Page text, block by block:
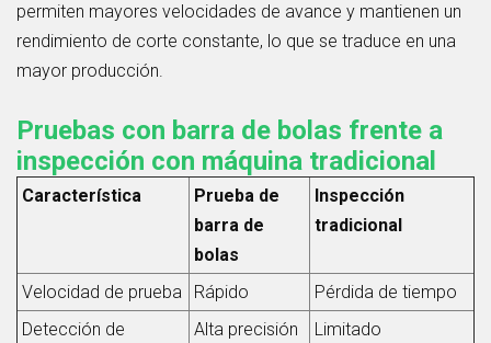
permiten mayores velocidades de avance y mantienen un
rendimiento de corte constante, lo que se traduce en una
mayor producción.
Pruebas con barra de bolas frente a
inspección con máquina tradicional
Característica
Prueba de
barra de
bolas
Inspección
tradicional
Velocidad de prueba Rápido
Pérdida de tiempo
Detección de
Alta precisión Limitado